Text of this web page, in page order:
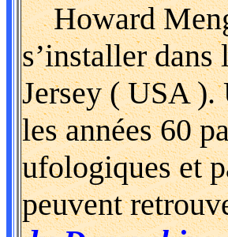
Howard
s’installer
Jersey ( USA ).
les années 60
ufologiques et
peuvent